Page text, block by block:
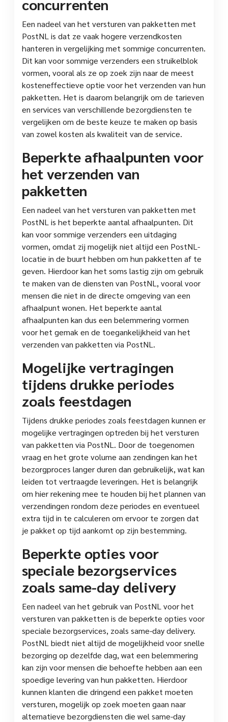
concurrenten
Een nadeel van het versturen van pakketten met
PostNL is dat ze vaak hogere verzendkosten
hanteren in vergelijking met sommige concurrenten.
Dit kan voor sommige verzenders een struikelblok
vormen, vooral als ze op zoek zijn naar de meest
kosteneffectieve optie voor het verzenden van hun
pakketten. Het is daarom belangrijk om de tarieven
en services van verschillende bezorgdiensten te
vergelijken om de beste keuze te maken op basis
van zowel kosten als kwaliteit van de service.
Beperkte afhaalpunten voor
het verzenden van
pakketten
Een nadeel van het versturen van pakketten met
PostNL is het beperkte aantal afhaalpunten. Dit
kan voor sommige verzenders een uitdaging
vormen, omdat zij mogelijk niet altijd een PostNL-
locatie in de buurt hebben om hun pakketten af te
geven. Hierdoor kan het soms lastig zijn om gebruik
te maken van de diensten van PostNL, vooral voor
mensen die niet in de directe omgeving van een
afhaalpunt wonen. Het beperkte aantal
afhaalpunten kan dus een belemmering vormen
voor het gemak en de toegankelijkheid van het
verzenden van pakketten via PostNL.
Mogelijke vertragingen
tijdens drukke periodes
zoals feestdagen
Tijdens drukke periodes zoals feestdagen kunnen er
mogelijke vertragingen optreden bij het versturen
van pakketten via PostNL. Door de toegenomen
vraag en het grote volume aan zendingen kan het
bezorgproces langer duren dan gebruikelijk, wat kan
leiden tot vertraagde leveringen. Het is belangrijk
om hier rekening mee te houden bij het plannen van
verzendingen rondom deze periodes en eventueel
extra tijd in te calculeren om ervoor te zorgen dat
je pakket op tijd aankomt op zijn bestemming.
Beperkte opties voor
speciale bezorgservices
zoals same-day delivery
Een nadeel van het gebruik van PostNL voor het
versturen van pakketten is de beperkte opties voor
speciale bezorgservices, zoals same-day delivery.
PostNL biedt niet altijd de mogelijkheid voor snelle
bezorging op dezelfde dag, wat een belemmering
kan zijn voor mensen die behoefte hebben aan een
spoedige levering van hun pakketten. Hierdoor
kunnen klanten die dringend een pakket moeten
versturen, mogelijk op zoek moeten gaan naar
alternatieve bezorgdiensten die wel same-day